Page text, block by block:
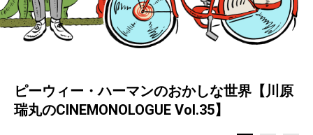
ピーウィー・ハーマンのおかしな世界【川原
瑞丸のCINEMONOLOGUE Vol.35】